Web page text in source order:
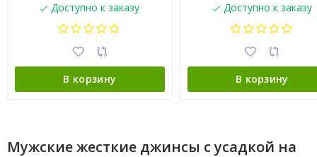
Доступно к заказу
В корзину
Доступно к заказу
В корзину
Мужские жесткие джинсы с усадкой на